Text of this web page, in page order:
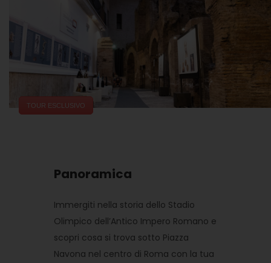
TOUR ESCLUSIVO
Panoramica
Immergiti nella storia dello Stadio
Olimpico dell’Antico Impero Romano e
scopri cosa si trova sotto Piazza
Navona nel centro di Roma con la tua